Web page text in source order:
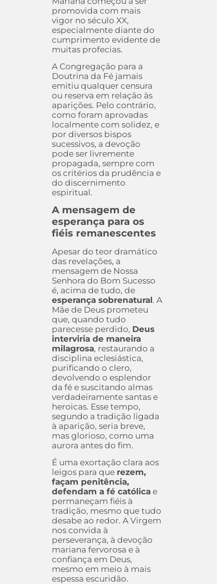
promovida com mais
vigor no século XX,
especialmente diante do
cumprimento evidente de
muitas profecias.
A Congregação para a
Doutrina da Fé jamais
emitiu qualquer censura
ou reserva em relação às
aparições. Pelo contrário,
como foram aprovadas
localmente com solidez, e
por diversos bispos
sucessivos, a devoção
pode ser livremente
propagada, sempre com
os critérios da prudência e
do discernimento
espiritual.
A mensagem de
esperança para os
fiéis remanescentes
Apesar do teor dramático
das revelações, a
mensagem de Nossa
Senhora do Bom Sucesso
é, acima de tudo, de
esperança sobrenatural. A
Mãe de Deus prometeu
que, quando tudo
parecesse perdido, Deus
interviria de maneira
milagrosa, restaurando a
disciplina eclesiástica,
purificando o clero,
devolvendo o esplendor
da fé e suscitando almas
verdadeiramente santas e
heroicas. Esse tempo,
segundo a tradição ligada
à aparição, seria breve,
mas glorioso, como uma
aurora antes do fim.
É uma exortação clara aos
leigos para que rezem,
façam penitência,
defendam a fé católica e
permaneçam fiéis à
tradição, mesmo que tudo
desabe ao redor. A Virgem
nos convida à
perseverança, à devoção
mariana fervorosa e à
confiança em Deus,
mesmo em meio à mais
espessa escuridão.